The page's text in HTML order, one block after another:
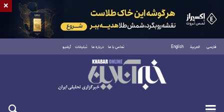
فارسی العربية English تماس با ما درباره ما تبلیغات آرشیو
شنبه ۱۷ مرداد ۱۴۰۵
×